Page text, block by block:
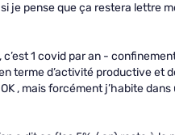
je pense que ça restera lettre
c’est 1 covid par an -
terme d’activité productive et
, mais forcément j’habite